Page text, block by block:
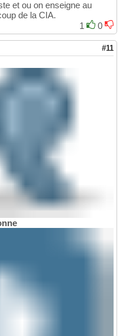
et ou on enseigne au
de la CIA.
1
0
#11